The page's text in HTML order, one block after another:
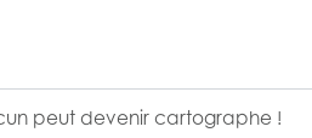
peut devenir cartographe !